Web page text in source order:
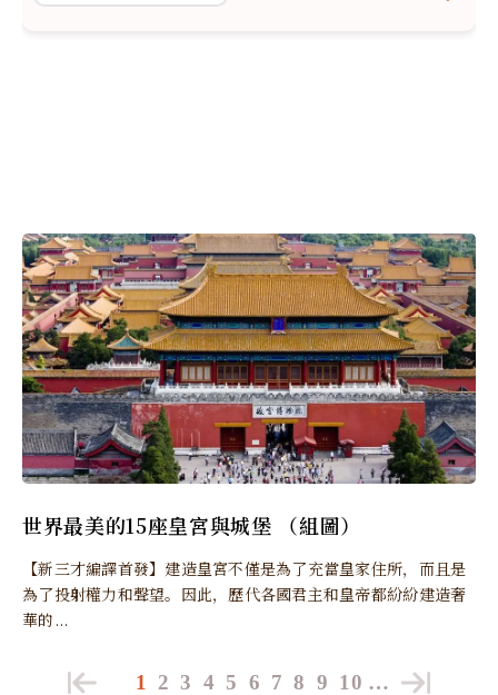
世界最美的15座皇宮與城堡 （組圖）
【新三才編譯首發】建造皇宮不僅是為了充當皇家住所，而且是
為了投射權力和聲望。因此，歷代各國君主和皇帝都紛紛建造奢
華的...
1 2 3 4 5 6 7 8 9 10 …